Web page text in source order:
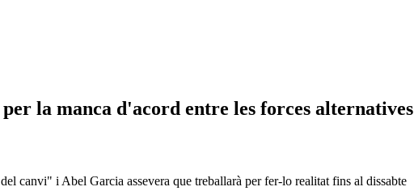
la manca d'acord entre les forces alternatives
canvi" i Abel Garcia assevera que treballarà per fer-lo realitat fins al dissabte